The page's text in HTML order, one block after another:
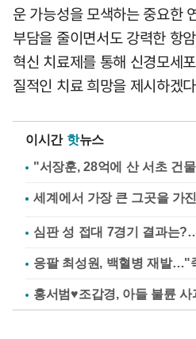
운 가능성을 모색하는 중요한
부담을 줄이면서도 강력한 항
혁신 치료제를 통해 신경모세
질적인 치료 희망을 제시하겠
이시간 핫뉴스
"서장훈, 28억에 산 서초 건
심판 성 접대 7경기 결과는
응팔 최성원, 백혈병 재발…"
홍서범♥조갑경, 아들 불륜 사